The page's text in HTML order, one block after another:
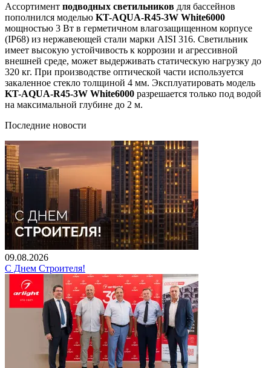
Ассортимент подводных светильников для бассейнов
пополнился моделью KT-AQUA-R45-3W White6000
мощностью 3 Вт в герметичном влагозащищенном корпусе
(IP68) из нержавеющей стали марки AISI 316. Светильник
имеет высокую устойчивость к коррозии и агрессивной
внешней среде, может выдерживать статическую нагрузку до
320 кг. При производстве оптической части используется
закаленное стекло толщиной 4 мм. Эксплуатировать модель
KT-AQUA-R45-3W White6000 разрешается только под водой
на максимальной глубине до 2 м.
Последние новости
09.08.2026
С Днем Строителя!